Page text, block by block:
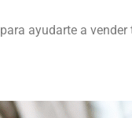
para ayudarte a